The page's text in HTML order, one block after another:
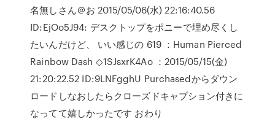
名無しさん＠お 2015/05/06(水) 22:16:40.56
ID:EjOo5J94: デスクトップをポニーで埋め尽くし
たいんだけど、 いい感じの 619 ：Human Pierced
Rainbow Dash ◇1SJsxrK4Ao ：2015/05/15(金)
21:20:22.52 ID:9LNFgghU Purchasedからダウン
ロードしなおしたらクローズドキャプション付きに
なってて嬉しかったです おわり